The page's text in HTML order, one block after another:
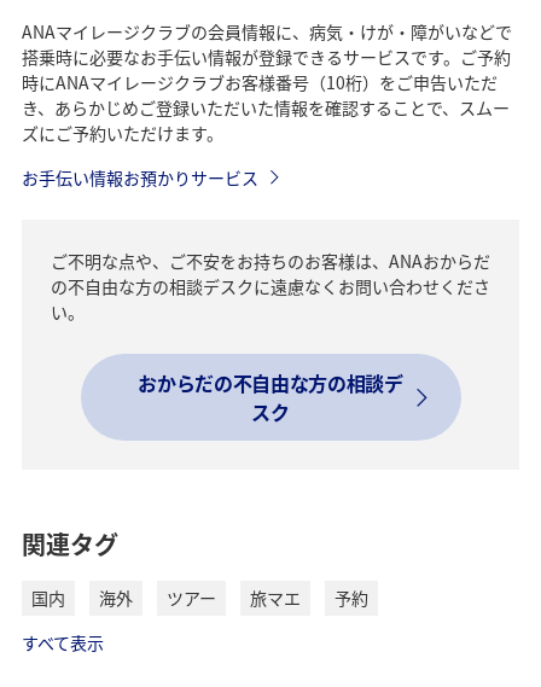
ANAマイレージクラブの会員情報に、病気・けが・障がいなどで
搭乗時に必要なお手伝い情報が登録できるサービスです。ご予約
時にANAマイレージクラブお客様番号（10桁）をご申告いただ
き、あらかじめご登録いただいた情報を確認することで、スムー
ズにご予約いただけます。
お手伝い情報お預かりサービス
ご不明な点や、ご不安をお持ちのお客様は、ANAおからだ
の不自由な方の相談デスクに遠慮なくお問い合わせくださ
い。
おからだの不自由な方の相談デ
スク
関連タグ
国内 海外 ツアー 旅マエ
予約
すべて表示